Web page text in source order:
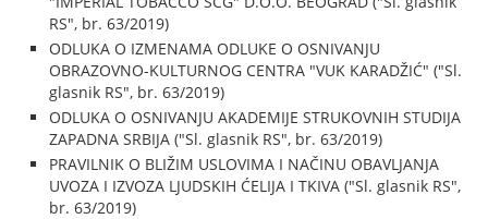
RS", br. 63/2019)
ODLUKA O IZMENAMA ODLUKE O OSNIVANJU
OBRAZOVNO-KULTURNOG CENTRA "VUK KARADŽIĆ" ("Sl.
glasnik RS", br. 63/2019)
ODLUKA O OSNIVANJU AKADEMIJE STRUKOVNIH STUDIJA
ZAPADNA SRBIJA ("Sl. glasnik RS", br. 63/2019)
PRAVILNIK O BLIŽIM USLOVIMA I NAČINU OBAVLJANJA
UVOZA I IZVOZA LJUDSKIH ĆELIJA I TKIVA ("Sl. glasnik RS",
br. 63/2019)